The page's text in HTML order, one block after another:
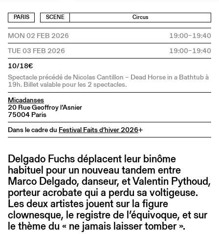
PARIS SCENE Circus
MON 02 FEB 2026
19:00–19:40
TUE 03 FEB 2026
19:00–19:40
10/18€
Spectacle précédé de Nicolas Cantillon – Dead Horse in a Bathtub à
19h. Billet valable pour les 2 spectacles.
Micadanses
20 Rue Geoffroy l’Asnier
75004 Paris
Dans le cadre du Festival Faits d’hiver 2026+
Delgado Fuchs déplacent leur binôme
habituel pour un nouveau tandem entre
Marco Delgado, danseur, et Valentin Pythoud,
porteur acrobate qui a perdu sa voltigeuse.
Les deux artistes jouent sur la figure
clownesque, le registre de l’équivoque, et sur
le thème du « ne jamais laisser tomber ».